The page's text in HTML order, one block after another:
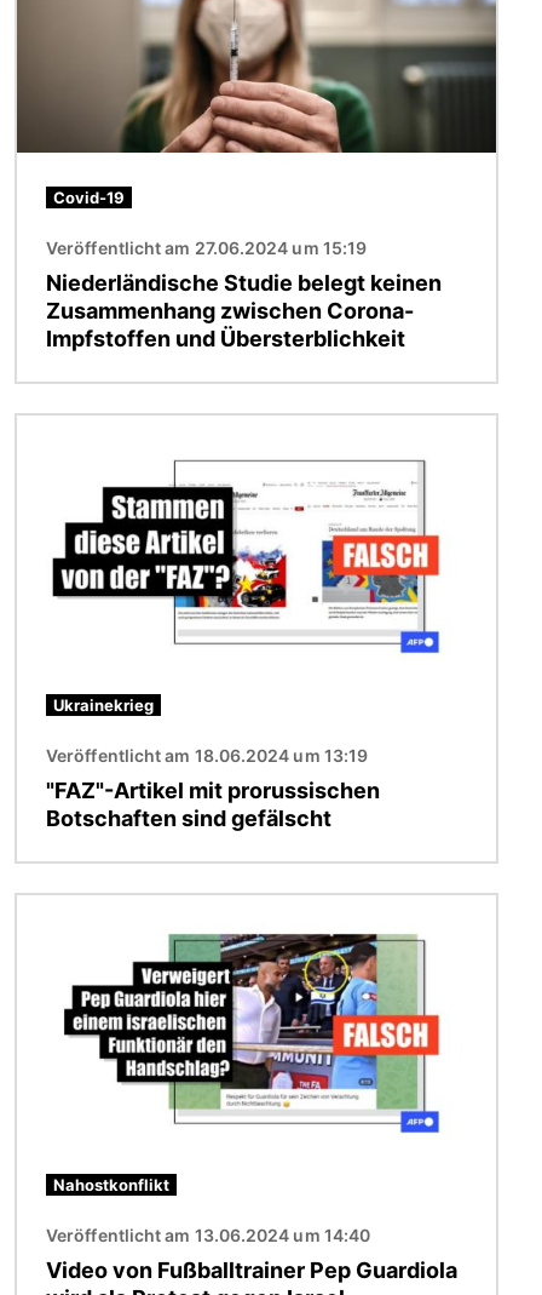
Covid-19
Veröffentlicht am 27.06.2024 um 15:19
Niederländische Studie belegt keinen
Zusammenhang zwischen Corona-
Impfstoffen und Übersterblichkeit
Ukrainekrieg
Veröffentlicht am 18.06.2024 um 13:19
"FAZ"-Artikel mit prorussischen
Botschaften sind gefälscht
Nahostkonflikt
Veröffentlicht am 13.06.2024 um 14:40
Video von Fußballtrainer Pep Guardiola